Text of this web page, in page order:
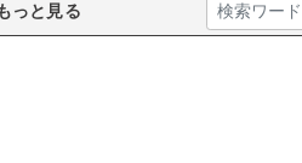
っと見る